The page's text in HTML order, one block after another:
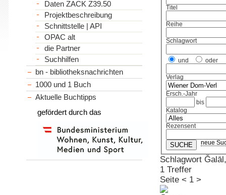
Titel
Reihe
Schlagwort
und oder
Verlag
Ersch.-Jahr
bis
Katalog
Rezensent
neue
Schlagwort
1 Treffer
Seite < 1 >
Daten ZACK Z39.50
Projektbeschreibung
Schnittstelle | API
OPAC alt
die Partner
Suchhilfen
bn - bibliotheksnachrichten
1000 und 1 Buch
Aktuelle Buchtipps
gefördert durch das